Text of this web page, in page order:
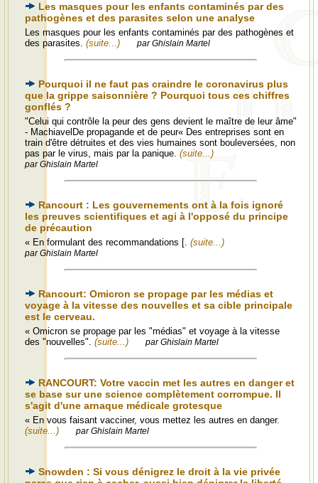
Les masques pour les enfants contaminés par des
pathogènes et des parasites selon une analyse
Les masques pour les enfants contaminés par des pathogènes et
des parasites. (suite...) par Ghislain Martel
Pourquoi il ne faut pas craindre le coronavirus plus
que la grippe saisonnière ? Pourquoi tous ces chiffres
gonflés ?
"Celui qui contrôle la peur des gens devient le maître de leur âme"
- MachiavelDe propagande et de peur« Des entreprises sont en
train d'être détruites et des vies humaines sont bouleversées, non
pas par le virus, mais par la panique. (suite...)
par Ghislain Martel
Rancourt : Les gouvernements ont à la fois ignoré
les preuves scientifiques et agi à l'opposé du principe
de précaution
« En formulant des recommandations [. (suite...)
par Ghislain Martel
Rancourt: Omicron se propage par les médias et
voyage à la vitesse des nouvelles et sa cible principale
est le cerveau.
« Omicron se propage par les "médias" et voyage à la vitesse
des "nouvelles". (suite...) par Ghislain Martel
RANCOURT: Votre vaccin met les autres en danger et
se base sur une science complètement corrompue. Il
s'agit d'une arnaque médicale grotesque
« En vous faisant vacciner, vous mettez les autres en danger.
(suite...)
par Ghislain Martel
Snowden : Si vous dénigrez le droit à la vie privée